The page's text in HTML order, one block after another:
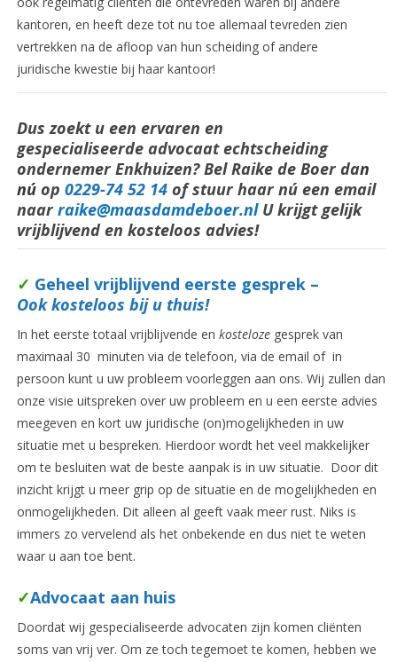
kantoren, en heeft deze tot nu toe allemaal tevreden zien
vertrekken na de afloop van hun scheiding of andere
juridische kwestie bij haar kantoor!
Dus zoekt u een ervaren en
gespecialiseerde advocaat echtscheiding
ondernemer Enkhuizen? Bel Raike de Boer dan
nú op 0229-74 52 14 of stuur haar nú een email
naar raike@maasdamdeboer.nl U krijgt gelijk
vrijblijvend en kosteloos advies!
✓ Geheel vrijblijvend eerste gesprek –
Ook kosteloos bij u thuis!
In het eerste totaal vrijblijvende en kostelozegesprek van
maximaal 30 minuten via de telefoon, via de email of in
persoon kunt u uw probleem voorleggen aan ons. Wij zullen dan
onze visie uitspreken over uw probleem en u een eerste advies
meegeven en kort uw juridische (on)mogelijkheden in uw
situatie met u bespreken. Hierdoor wordt het veel makkelijker
om te besluiten wat de beste aanpak is in uw situatie. Door dit
inzicht krijgt u meer grip op de situatie en de mogelijkheden en
onmogelijkheden. Dit alleen al geeft vaak meer rust. Niks is
immers zo vervelend als het onbekende en dus niet te weten
waar u aan toe bent.
✓Advocaat aan huis
Doordat wij gespecialiseerde advocaten zijn komen cliënten
soms van vrij ver. Om ze toch tegemoet te komen, hebben we